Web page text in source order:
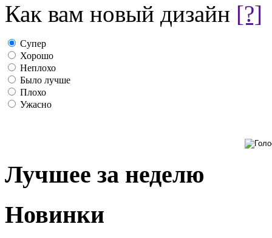
Как вам новый дизайн [?]
Супер
Хорошо
Неплохо
Было лучше
Плохо
Ужасно
Лучшее за неделю
Новинки